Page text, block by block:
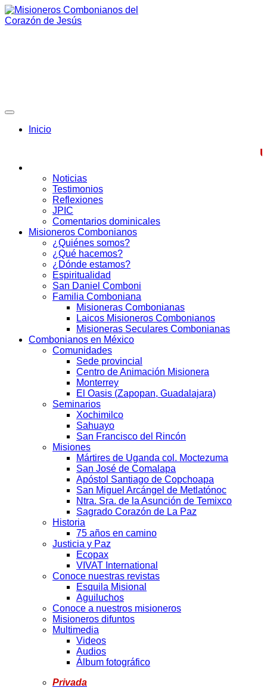
Skip
to
Inicio
Noticias
Testimonios
Reflexiones
JPIC
Comentarios dominicales
Misioneros Combonianos
¿Quiénes somos?
¿Qué hacemos?
¿Dónde estamos?
Espiritualidad
San Daniel Comboni
Familia Comboniana
Misioneras Combonianas
Laicos Misioneros Combonianos
Misioneras Seculares Combonianas
Combonianos en México
Comunidades
Sede provincial
Centro de Animación Misionera
Monterrey
El Oasis (Zapopan, Guadalajara)
Seminarios
Xochimilco
Sahuayo
San Francisco del Rincón
Misiones
Mártires de Uganda col. Moctezuma
San José de Comalapa
Apóstol Santiago de Copchoapa
San Miguel Arcángel de Metlatónoc
Ntra. Sra. de la Asunción de Temixco
Sagrado Corazón de La Paz
Historia
75 años en camino
Justicia y Paz
Ecopax
VIVAT International
Conoce nuestras revistas
Esquila Misional
Aguiluchos
Conoce a nuestros misioneros
Misioneros difuntos
Multimedia
Videos
Audios
Álbum fotográfico
Privada